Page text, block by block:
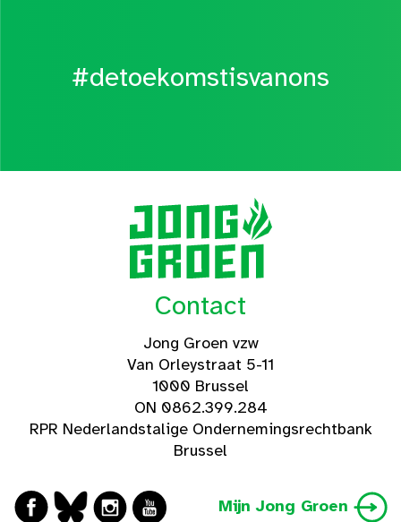
#detoekomstisvanons
Contact
Jong Groen vzw
Van Orleystraat 5-11
1000 Brussel
ON 0862.399.284
RPR Nederlandstalige Ondernemingsrechtbank
Brussel
Mijn Jong Groen